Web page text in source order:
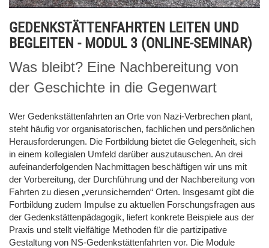
GEDENKSTÄTTENFAHRTEN LEITEN UND
BEGLEITEN - MODUL 3 (ONLINE-SEMINAR)
Was bleibt? Eine Nachbereitung von
der Geschichte in die Gegenwart
Wer Gedenkstättenfahrten an Orte von Nazi-Verbrechen plant,
steht häufig vor organisatorischen, fachlichen und persönlichen
Herausforderungen. Die Fortbildung bietet die Gelegenheit, sich
in einem kollegialen Umfeld darüber auszutauschen. An drei
aufeinanderfolgenden Nachmittagen beschäftigen wir uns mit
der Vorbereitung, der Durchführung und der Nachbereitung von
Fahrten zu diesen „verunsichernden“ Orten. Insgesamt gibt die
Fortbildung zudem Impulse zu aktuellen Forschungsfragen aus
der Gedenkstättenpädagogik, liefert konkrete Beispiele aus der
Praxis und stellt vielfältige Methoden für die partizipative
Gestaltung von NS-Gedenkstättenfahrten vor. Die Module